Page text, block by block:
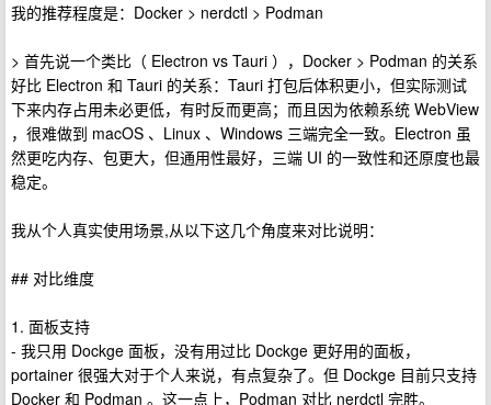
我的推荐程度是：Docker > nerdctl > Podman
> 首先说一个类比（ Electron vs Tauri ），Docker > Podman 的关系
好比 Electron 和 Tauri 的关系：Tauri 打包后体积更小，但实际测试
下来内存占用未必更低，有时反而更高；而且因为依赖系统 WebView
，很难做到 macOS 、Linux 、Windows 三端完全一致。Electron 虽
然更吃内存、包更大，但通用性最好，三端 UI 的一致性和还原度也最
稳定。
我从个人真实使用场景,从以下这几个角度来对比说明：
## 对比维度
1. 面板支持
- 我只用 Dockge 面板，没有用过比 Dockge 更好用的面板，
portainer 很强大对于个人来说，有点复杂了。但 Dockge 目前只支持
Docker 和 Podman 。这一点上，Podman 对比 nerdctl 完胜。